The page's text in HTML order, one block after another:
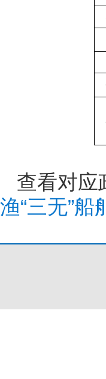
查看对应
渔“三无”